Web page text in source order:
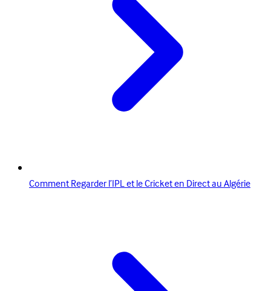
Comment Regarder l’IPL et le Cricket en Direct au Algérie